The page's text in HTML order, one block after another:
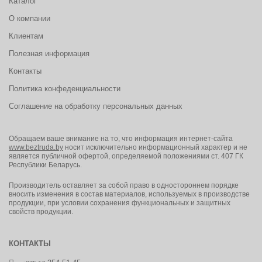
Рекомендуемые области применения:
сварочные производства, черная и цветная металлургия,
лакокрасочные и гальванические работы.
О компании
Клиентам
Полезная информация
Контакты
Политика конфеденциальности
Соглашение на обработку персональных данных
Обращаем ваше внимание на то, что информация интернет-сайта
www.beztruda.by носит исключительно информационный характер и не
является публичной офертой, определяемой положениями ст. 407 ГК
Республики Беларусь.
Производитель оставляет за собой право в одностороннем порядке
вносить изменения в состав материалов, используемых в производстве
продукции, при условии сохранения функциональных и защитных
свойств продукции.
КОНТАКТЫ